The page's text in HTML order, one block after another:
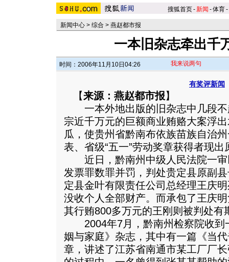
搜狐首页-新闻 -体育-
新闻中心 > 综合 > 燕赵都市报
一本旧杂志牵出千
时间：2006年11月10日04:26 我来说两句
有奖评新闻
【来源：燕赵都市报】
一本外地出版的旧杂志中几段不
宗近千万元的巨额商业贿赂大案浮
瓜，使贵州省黔南布依族苗族自治
表、省级“五一”劳动奖章获得者现出
近日，黔南州中级人民法院一审
发票罪数罪并罚，判处贵定县原副
定县金叶有限责任公司总经理王庆
没收个人全部财产。而承包了王庆
其行贿800多万元的王刚则被判处有
2004年7月，黔南州检察院收到
姻与家庭》杂志，其中有一篇《当
章，讲述了江苏省南通市某工厂厂